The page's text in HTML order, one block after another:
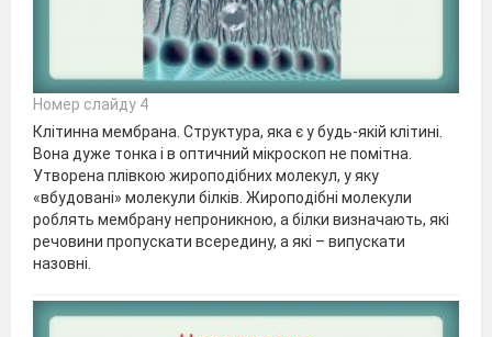
Номер слайду 4
Клітинна мембрана. Структура, яка є у будь-якій клітині.
Вона дуже тонка і в оптичний мікроскоп не помітна.
Утворена плівкою жироподібних молекул, у яку
«вбудовані» молекули білків. Жироподібні молекули
роблять мембрану непроникною, а білки визначають, які
речовини пропускати всередину, а які – випускати
назовні.